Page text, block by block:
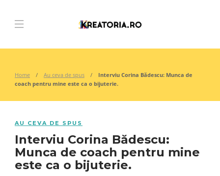
Home Au ceva de spus
Interviu Corina Bădescu: Munca de
coach pentru mine este ca o bijuterie.
AU CEVA DE SPUS
Interviu Corina Bădescu:
Munca de coach pentru mine
este ca o bijuterie.